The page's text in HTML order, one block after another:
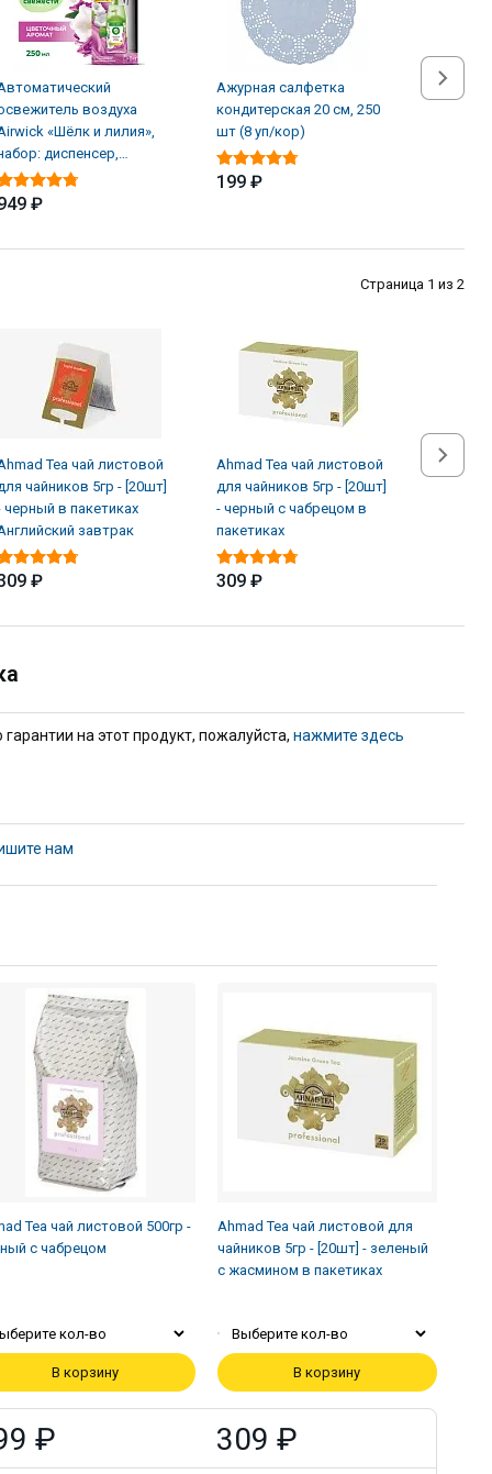
воздуха
«Шёлк и лилия»,
диспенсер,
баллон (4 шт/
₽
Ажурная салфетка
кондитерская 20 см, 250
шт (8 уп/кор)
199 ₽
Страница 1 из 2
Tea чай листовой
чайников 5гр - [20шт]
черный в пакетиках
завтрак
₽
Ahmad Tea чай листовой
для чайников 5гр - [20шт]
- черный с чабрецом в
пакетиках
309 ₽
WR
на этот продукт, пожалуйста, нажмите здесь
нам
Tea чай листовой 500гр -
с чабрецом
кол-во
В корзину
Ahmad Tea чай листовой для
чайников 5гр - [20шт] - зеленый
с жасмином в пакетиках
Выберите кол-во
В корзину
₽ 309 ₽